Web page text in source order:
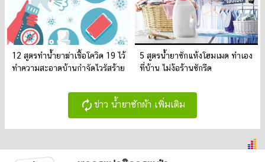
12 สูตรทำน้ำยาฆ่าเชื้อโควิด 19 ไว้
ทำความสะอาดบ้านกำจัดไวรัสร้าย
5 สูตรน้ำยาซักแห้งโฮมเมด ทำเอง
ที่บ้าน ไม่ง้อร้านซักรีด
autorenew ข่าว น้ำยาซักผ้า เพิ่มเติม